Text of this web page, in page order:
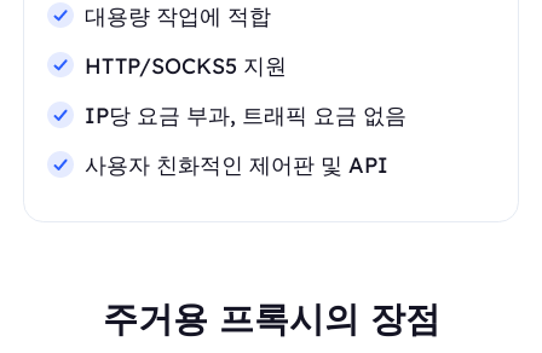
대용량 작업에 적합
HTTP/SOCKS5 지원
IP당 요금 부과, 트래픽 요금 없음
사용자 친화적인 제어판 및 API
주거용 프록시의 장점